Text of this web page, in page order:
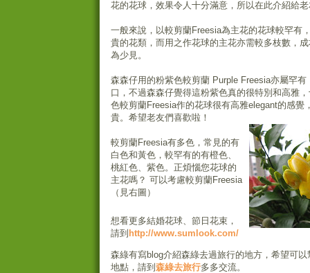
花的花球，效果令人十分滿意，所以在此介紹給
一般來說，以較剪蘭Freesia為主花的花球較罕有
貴的花類，而用之作花球的主花亦需較多枝數，
為少見。
森森仔用的粉紫色較剪蘭 Purple Freesia亦屬罕有
口，不過森森仔覺得這粉紫色真的很特別和高雅
色較剪蘭Freesia作的花球很有高雅elegant的感覺
貴。希望老友們喜歡啦！
較剪蘭Freesia有多色，常見的有
白色和黃色，較罕有的有橙色、
桃紅色、紫色。正煩惱您花球的
主花嗎？ 可以考慮較剪蘭Freesia
（見右圖）
想看更多結婚花球、節日花束，
請到http://www.sumlook.com/
森綠有寫blog介紹森綠去過旅行的地方，希望可
地點，請到森綠去旅行多多交流。